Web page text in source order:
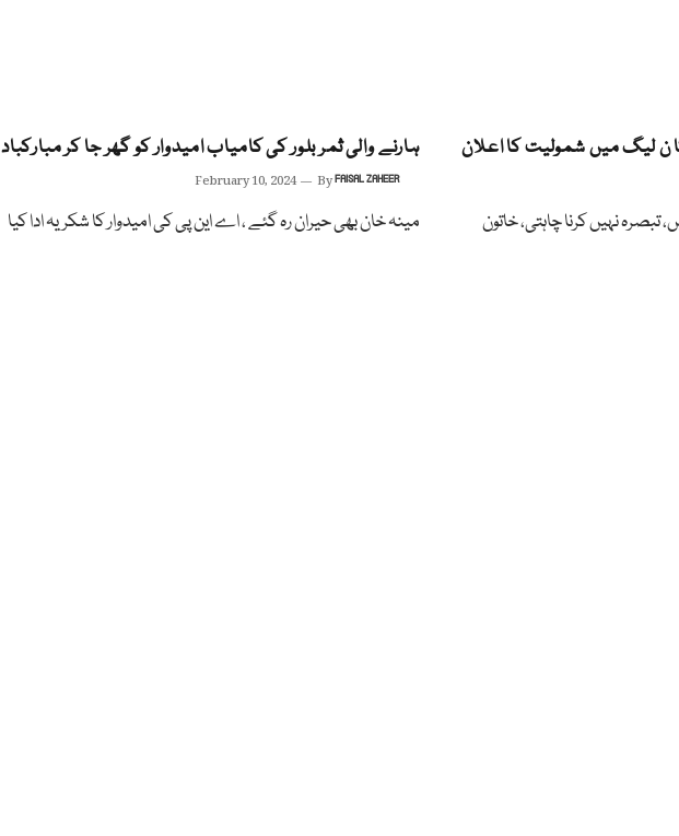
ن لیگ میں شمولیت کا اعلان
نہیں کرنا چاہتی، خاتون
ہارنے والی ثمر بلور کی کامیاب امیدوار کو گھر جا کر مبارکباد
February 10, 2024 ByFAISAL ZAHEER
مینہ خان بھی حیران رہ گئے ، اے این پی کی امیدوار کا شکریہ ادا کیا